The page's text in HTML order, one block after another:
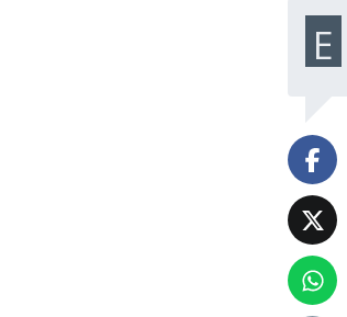
El difícil recorrido y el clima provocaron varios problemas a los atletas de Vulcano